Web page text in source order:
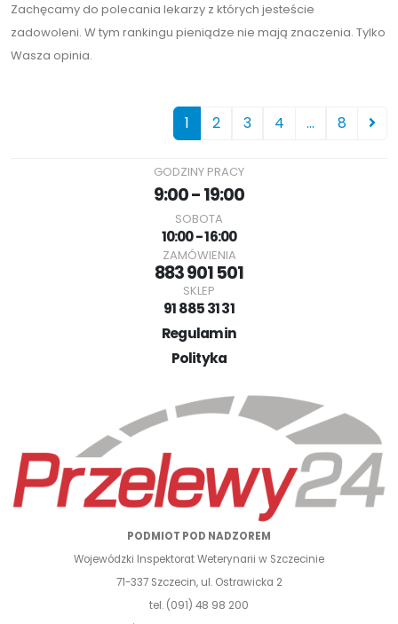
Zachęcamy do polecania lekarzy z których jesteście
zadowoleni. W tym rankingu pieniądze nie mają znaczenia. Tylko
Wasza opinia.
1 2 3 4 ... 8
GODZINY PRACY
9:00 - 19:00
SOBOTA
10:00 - 16:00
ZAMÓWIENIA
883 901 501
SKLEP
91 885 31 31
Regulamin
Polityka
PODMIOT POD NADZOREM
Wojewódzki Inspektorat Weterynarii w Szczecinie
71-337 Szczecin, ul. Ostrawicka 2
tel. (091) 48 98 200